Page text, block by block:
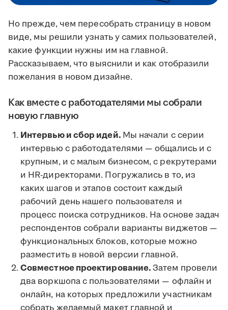
Но прежде, чем пересобрать страницу в новом
виде, мы решили узнать у самих пользователей,
какие функции нужны им на главной.
Рассказываем, что выяснили и как отобразили
пожелания в новом дизайне.
Как вместе с работодателями мы собрали
новую главную
Интервью и сбор идей. Мы начали с серии
интервью с работодателями — общались и с
крупным, и с малым бизнесом, с рекрутерами
и HR-директорами. Погружались в то, из
каких шагов и этапов состоит каждый
рабочий день нашего пользователя и
процесс поиска сотрудников. На основе задач
респондентов собрали варианты виджетов —
функциональных блоков, которые можно
разместить в новой версии главной.
Совместное проектирование.Затем провели
два воркшопа с пользователями — офлайн и
онлайн, на которых предложили участникам